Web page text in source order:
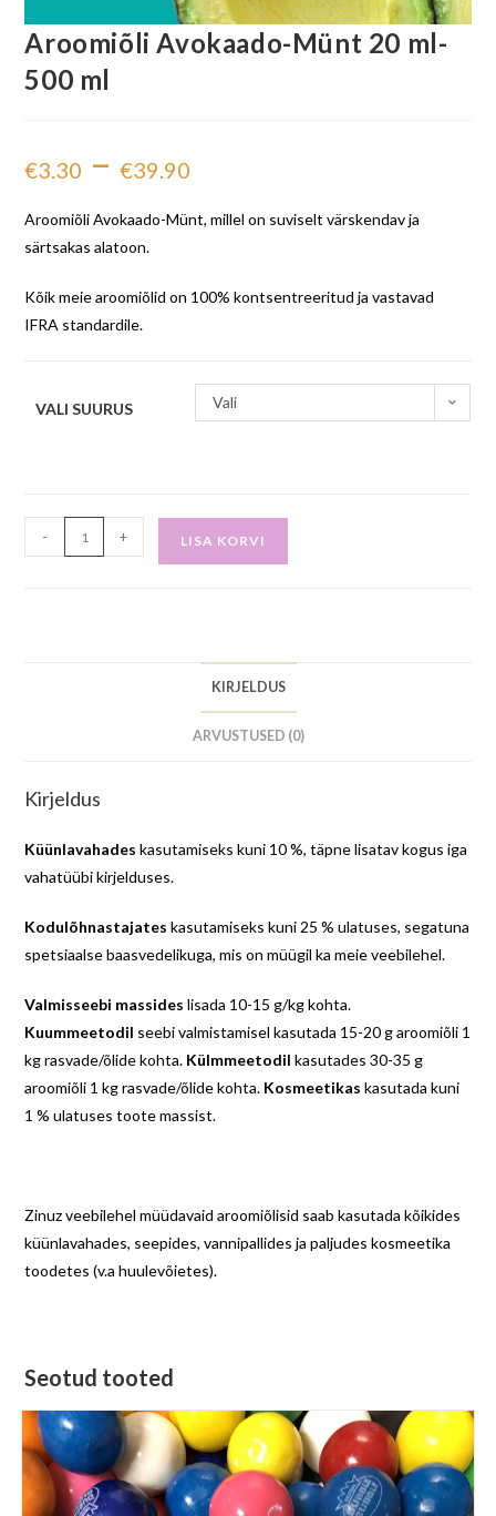
Aroomiõli Avokaado-Münt 20 ml-
500 ml
€3.30 – €39.90
Aroomiõli Avokaado-Münt, millel on suviselt värskendav ja
särtsakas alatoon.
Kõik meie aroomiõlid on 100% kontsentreeritud ja vastavad
IFRA standardile.
VALI SUURUS Vali
- + LISA KORVI
KIRJELDUS
ARVUSTUSED (0)
Kirjeldus
Küünlavahades kasutamiseks kuni 10 %, täpne lisatav kogus iga
vahatüübi kirjelduses.
Kodulõhnastajates kasutamiseks kuni 25 % ulatuses, segatuna
spetsiaalse baasvedelikuga, mis on müügil ka meie veebilehel.
Valmisseebi massides lisada 10-15 g/kg kohta.
Kuummeetodil seebi valmistamisel kasutada 15-20 g aroomiõli 1
kg rasvade/õlide kohta. Külmmeetodil kasutades 30-35 g
aroomiõli 1 kg rasvade/õlide kohta. Kosmeetikas kasutada kuni
1 % ulatuses toote massist.
Zinuz veebilehel müüdavaid aroomiõlisid saab kasutada kõikides
küünlavahades, seepides, vannipallides ja paljudes kosmeetika
toodetes (v.a huulevõietes).
Seotud tooted